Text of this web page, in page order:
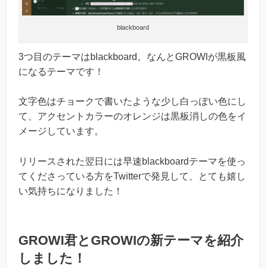
blackboard
3つ目のテーマはblackboard。なんとGROWIが黒板風
になるテーマです！
文字色はチョークで書いたような少し白っぽい色にし
て、アクセントカラーのオレンジは黒板消しの色をイ
メージしています。
リリースされた翌日には早速blackboardテーマを使っ
てくださっている方をTwitterで発見して、とても嬉し
い気持ちになりました！
GROWI君とGROWIの新テーマを紹介
しました！